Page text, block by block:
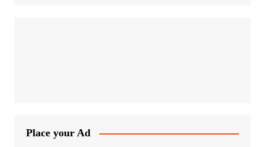
Place your Ad